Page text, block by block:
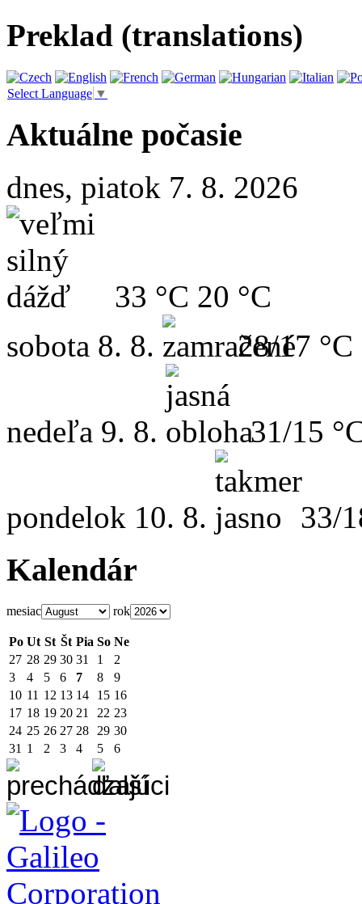
Preklad (translations)
Select Language ▼
Aktuálne počasie
dnes, piatok 7. 8. 2026
33 °C 20 °C
sobota 8. 8. 28/17 °C
nedeľa 9. 8. 31/15
pondelok 10. 8. 33/
Kalendár
mesiac rok
Po Ut St Št Pia So Ne
27 28 29 30 31 1
2
3
4 5 6 7 8
9
10 11 12 13 14 15 16
17 18 19 20 21 22 23
24 25 26 27 28 29 30
31 1 2 3 4 5 6